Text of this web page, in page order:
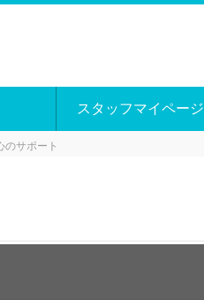
スタッフマイページ
のサポート